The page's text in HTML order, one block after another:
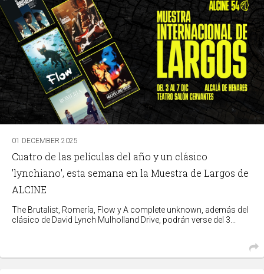
01 DECEMBER 2025
Cuatro de las películas del año y un clásico
'lynchiano', esta semana en la Muestra de Largos de
ALCINE
The Brutalist, Romería, Flow y A complete unknown, además del
clásico de David Lynch Mulholland Drive, podrán verse del 3...